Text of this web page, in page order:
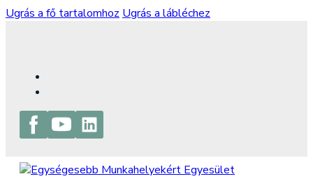
Ugrás a fő tartalomhoz Ugrás a lábléchez